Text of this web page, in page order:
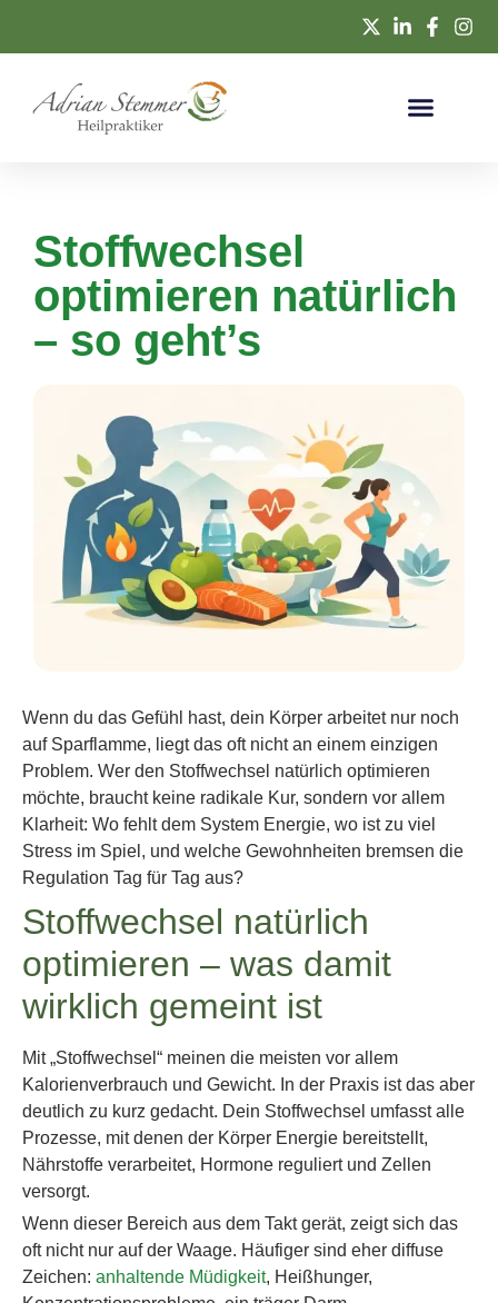
Stoffwechsel
optimieren natürlich
– so geht’s
Wenn du das Gefühl hast, dein Körper arbeitet nur noch
auf Sparflamme, liegt das oft nicht an einem einzigen
Problem. Wer den Stoffwechsel natürlich optimieren
möchte, braucht keine radikale Kur, sondern vor allem
Klarheit: Wo fehlt dem System Energie, wo ist zu viel
Stress im Spiel, und welche Gewohnheiten bremsen die
Regulation Tag für Tag aus?
Stoffwechsel natürlich
optimieren – was damit
wirklich gemeint ist
Mit „Stoffwechsel“ meinen die meisten vor allem
Kalorienverbrauch und Gewicht. In der Praxis ist das aber
deutlich zu kurz gedacht. Dein Stoffwechsel umfasst alle
Prozesse, mit denen der Körper Energie bereitstellt,
Nährstoffe verarbeitet, Hormone reguliert und Zellen
versorgt.
Wenn dieser Bereich aus dem Takt gerät, zeigt sich das
oft nicht nur auf der Waage. Häufiger sind eher diffuse
Zeichen: anhaltende Müdigkeit, Heißhunger,